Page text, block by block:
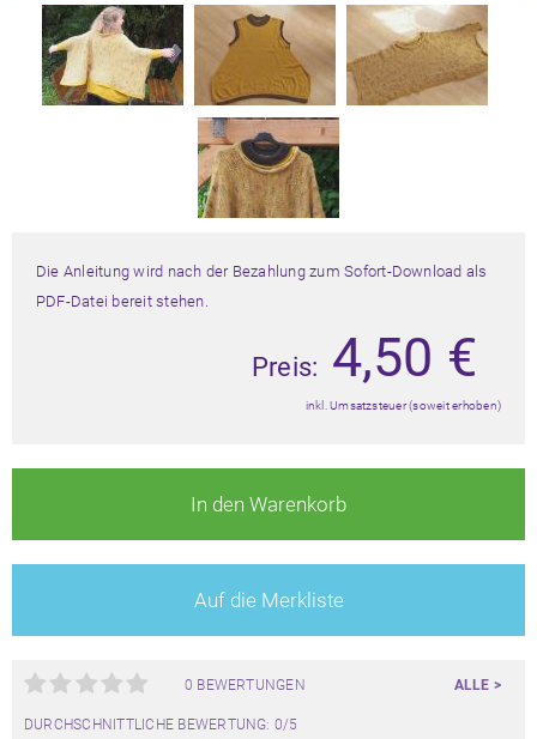
Die Anleitung wird nach der Bezahlung zum Sofort-Download als
PDF-Datei bereit stehen.
Preis: 4,50 €
inkl. Umsatzsteuer (soweit erhoben)
In den Warenkorb
Auf die Merkliste
0 BEWERTUNGEN ALLE >
DURCHSCHNITTLICHE BEWERTUNG: 0/5